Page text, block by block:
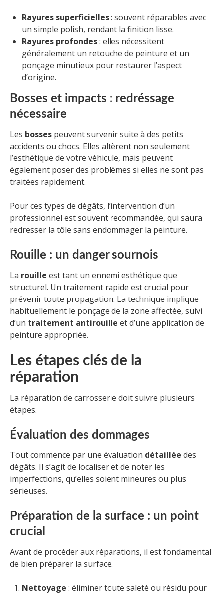
Rayures superficielles: souvent réparables avec
un simple polish, rendant la finition lisse.
Rayures profondes: elles nécessitent
généralement un retouche de peinture et un
ponçage minutieux pour restaurer l’aspect
d’origine.
Bosses et impacts : redréssage
nécessaire
Les bosses peuvent survenir suite à des petits
accidents ou chocs. Elles altèrent non seulement
l’esthétique de votre véhicule, mais peuvent
également poser des problèmes si elles ne sont pas
traitées rapidement.
Pour ces types de dégâts, l’intervention d’un
professionnel est souvent recommandée, qui saura
redresser la tôle sans endommager la peinture.
Rouille : un danger sournois
La rouille est tant un ennemi esthétique que
structurel. Un traitement rapide est crucial pour
prévenir toute propagation. La technique implique
habituellement le ponçage de la zone affectée, suivi
d’un traitement antirouille et d’une application de
peinture appropriée.
Les étapes clés de la
réparation
La réparation de carrosserie doit suivre plusieurs
étapes.
Évaluation des dommages
Tout commence par une évaluation détaillée des
dégâts. Il s’agit de localiser et de noter les
imperfections, qu’elles soient mineures ou plus
sérieuses.
Préparation de la surface : un point
crucial
Avant de procéder aux réparations, il est fondamental
de bien préparer la surface.
Nettoyage : éliminer toute saleté ou résidu pour